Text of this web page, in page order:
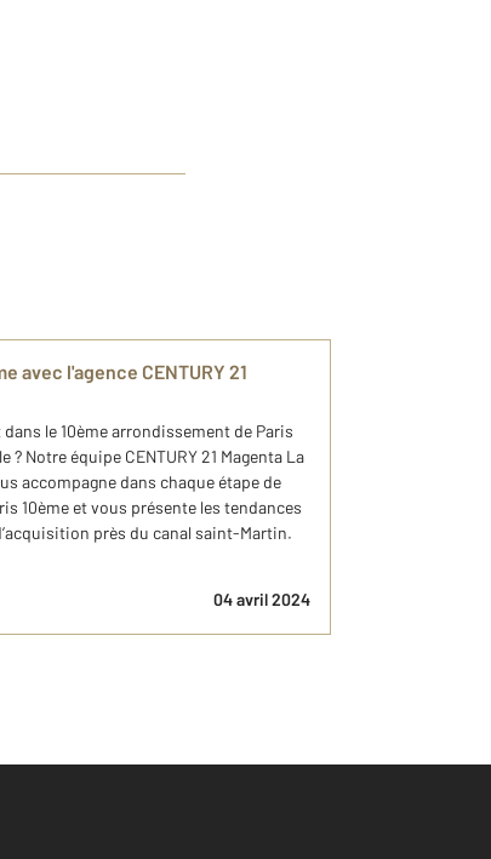
avec l'agence CENTURY 21
le 10ème arrondissement de Paris
Notre équipe CENTURY 21 Magenta La
accompagne dans chaque étape de
10ème et vous présente les tendances
près du canal saint-Martin.
04 avril 2024